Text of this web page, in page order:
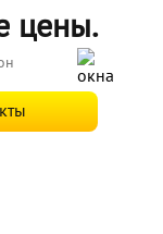
цены.